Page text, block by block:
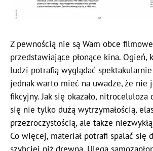
Z pewnością nie są Wam obce
przedstawiające płonące kina. Ogień,
ludzi potrafią wyglądać
jednak warto mieć na uwadze, że nie
fikcyjny. Jak się okazało, nitroceluloza
się nie tylko dużą wytrzymałością,
przezroczystością, ale także
Co więcej, materiał potrafi spalać się